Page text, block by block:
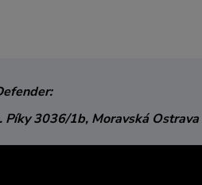
Píky 3036/1b, Moravská Ostrava